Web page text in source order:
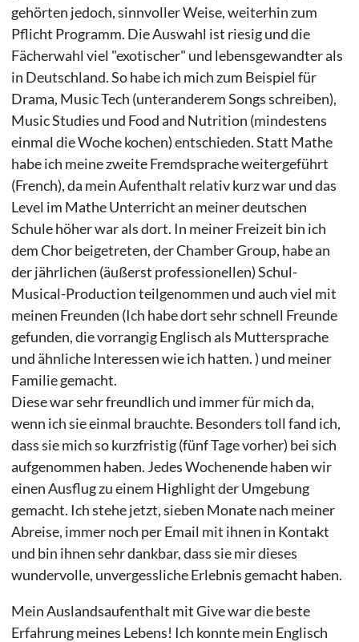
gehörten jedoch, sinnvoller Weise, weiterhin zum
Pflicht Programm. Die Auswahl ist riesig und die
Fächerwahl viel "exotischer" und lebensgewandter als
in Deutschland. So habe ich mich zum Beispiel für
Drama, Music Tech (unteranderem Songs schreiben),
Music Studies und Food and Nutrition (mindestens
einmal die Woche kochen) entschieden. Statt Mathe
habe ich meine zweite Fremdsprache weitergeführt
(French), da mein Aufenthalt relativ kurz war und das
Level im Mathe Unterricht an meiner deutschen
Schule höher war als dort. In meiner Freizeit bin ich
dem Chor beigetreten, der Chamber Group, habe an
der jährlichen (äußerst professionellen) Schul-
Musical-Production teilgenommen und auch viel mit
meinen Freunden (Ich habe dort sehr schnell Freunde
gefunden, die vorrangig Englisch als Muttersprache
und ähnliche Interessen wie ich hatten. ) und meiner
Familie gemacht.
Diese war sehr freundlich und immer für mich da,
wenn ich sie einmal brauchte. Besonders toll fand ich,
dass sie mich so kurzfristig (fünf Tage vorher) bei sich
aufgenommen haben. Jedes Wochenende haben wir
einen Ausflug zu einem Highlight der Umgebung
gemacht. Ich stehe jetzt, sieben Monate nach meiner
Abreise, immer noch per Email mit ihnen in Kontakt
und bin ihnen sehr dankbar, dass sie mir dieses
wundervolle, unvergessliche Erlebnis gemacht haben.
Mein Auslandsaufenthalt mit Give war die beste
Erfahrung meines Lebens! Ich konnte mein Englisch